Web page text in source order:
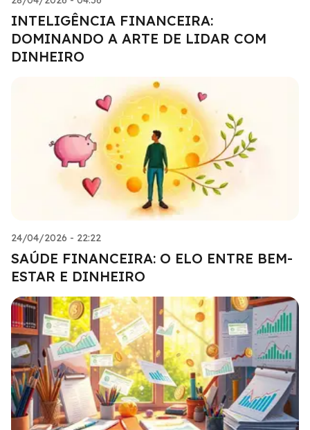
INTELIGÊNCIA FINANCEIRA:
DOMINANDO A ARTE DE LIDAR COM
DINHEIRO
24/04/2026 - 22:22
SAÚDE FINANCEIRA: O ELO ENTRE BEM-
ESTAR E DINHEIRO